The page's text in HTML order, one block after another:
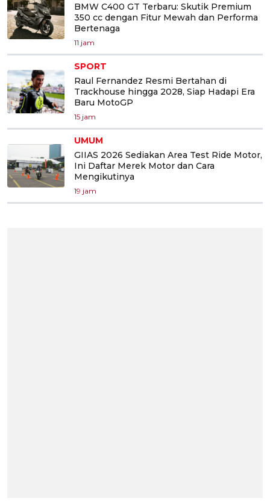
BMW C400 GT Terbaru: Skutik Premium
350 cc dengan Fitur Mewah dan Performa
Bertenaga
11 jam
SPORT
Raul Fernandez Resmi Bertahan di
Trackhouse hingga 2028, Siap Hadapi Era
Baru MotoGP
15 jam
UMUM
GIIAS 2026 Sediakan Area Test Ride Motor,
Ini Daftar Merek Motor dan Cara
Mengikutinya
19 jam